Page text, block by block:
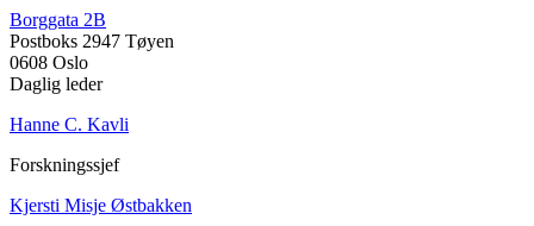
Borggata 2B
Postboks 2947 Tøyen
0608 Oslo
Daglig leder
Hanne C. Kavli
Forskningssjef
Kjersti Misje Østbakken